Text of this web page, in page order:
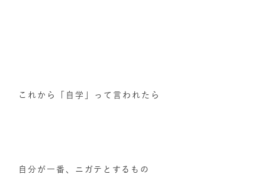
これから「自学」って言われたら
自分が一番、ニガテとするもの